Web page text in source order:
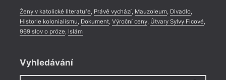
Ženy v katolické literatuře, Právě vychází, Mauzoleum, Divadlo,
Historie kolonialismu, Dokument, Výroční ceny, Útvary Sylvy Ficové,
969 slov o próze, Islám
Vyhledávání